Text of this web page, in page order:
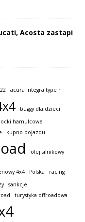
Acosta zastapi
acura integra type r
buggy dla dzieci
hamulcowe
kupno pojazdu
olej silnikowy
4x4 Polska
racing
sankcje
turystyka offroadowa